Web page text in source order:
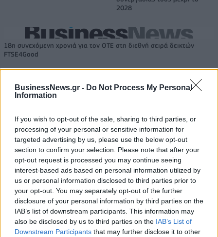
BusinessNews.gr - Do Not Process My Personal
Information
If you wish to opt-out of the sale, sharing to third parties, or
processing of your personal or sensitive information for
targeted advertising by us, please use the below opt-out
section to confirm your selection. Please note that after your
opt-out request is processed you may continue seeing
interest-based ads based on personal information utilized by
us or personal information disclosed to third parties prior to
your opt-out. You may separately opt-out of the further
disclosure of your personal information by third parties on the
IAB’s list of downstream participants. This information may
also be disclosed by us to third parties on the IAB’s List of
Downstream Participants that may further disclose it to other
2028
18η συνεχόμενη χρονιά για τον ΟΤΕ στη διεθνή σειρά δεικτών
FTSE4Good
Alpha Bank: Για πρώτη φορά το Αρχαίο Θέατρο Επιδαύρου άνοιξε τις
πύλες του σε όλους
ΠΕΡΙΣΣΌΤΕΡΑ ΣΕ ΑΥΤΉ ΤΗΝ ΚΑΤΗΓΟΡΊΑ